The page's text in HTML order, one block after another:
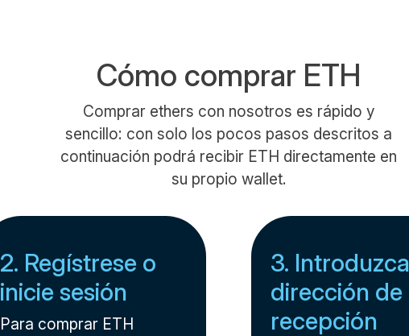
Cómo comprar ETH
Comprar ethers con nosotros es rápido y
sencillo: con solo los pocos pasos descritos a
continuación podrá recibir ETH directamente en
su propio wallet.
2. Regístrese o
inicie sesión
Para comprar ETH
3.
dirección de
recepción